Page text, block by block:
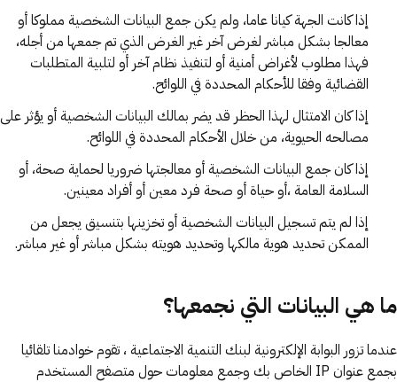
إذا كانت الجهة كيانا عاما، ولم يكن جمع البيانات الشخصية مملوكا أو
معالجا بشكل مباشر لغرض آخر غير الغرض الذي تم جمعها من أجله،
فهذا مطلوب لأغراض أمنية أو لتنفيذ نظام آخر أو لتلبية المتطلبات
القضائية وفقا للأحكام المحددة في اللوائح.
إذا كان الامتثال لهذا الحظر قد يضر بمالك البيانات الشخصية أو يؤثر على
مصالحه الحيوية، من خلال الأحكام المحددة في اللوائح.
إذا كان جمع البيانات الشخصية أو معالجتها ضروريا لحماية صحة، أو
السلامة العامة ،أو حياة أو صحة فرد معين أو أفراد معينين.
إذا لم يتم تسجيل البيانات الشخصية أو تخزينها بتنسيق يجعل من
الممكن تحديد هوية مالكها وتحديد هويته بشكل مباشر أو غير مباشر.
ما هي البيانات التي نجمعها؟
عندما تزور البوابة الإلكترونية لبنك التنمية الاجتماعية ، تقوم خوادمنا تلقائيا
بجمع عنوان IP الخاص بك وجمع معلومات حول متصفح المستخدم